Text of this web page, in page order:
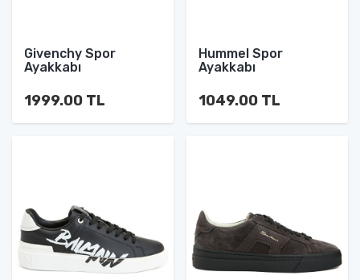
Givenchy Spor
Ayakkabı
1999.00 TL
Hummel Spor
Ayakkabı
1049.00 TL